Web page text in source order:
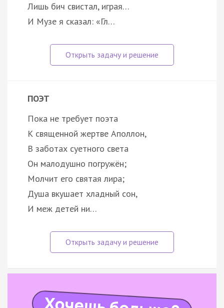
Лишь бич свистал, играя…
И Музе я сказал: «Гл…
ПОЭТ
Пока не требует поэта
К священной жертве Аполлон,
В заботах суетного света
Он малодушно погружён;
Молчит его святая лира;
Душа вкушает хладный сон,
И меж детей ни…